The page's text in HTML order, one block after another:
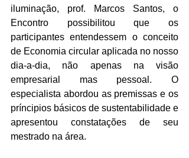
iluminação, prof. Marcos Santos, o
Encontro possibilitou que os
participantes entendessem o conceito
de Economia circular aplicada no nosso
dia-a-dia, não apenas na visão
empresarial mas pessoal. O
especialista abordou as premissas e os
príncipios básicos de sustentabilidade e
apresentou constatações de seu
mestrado na área.